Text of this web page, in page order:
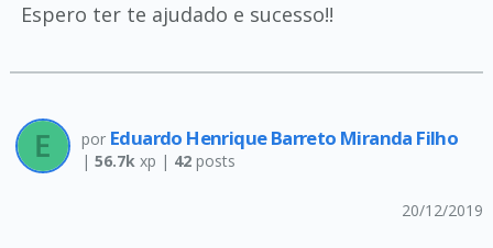
Espero ter te ajudado e sucesso!!
por Eduardo Henrique Barreto Miranda Filho
| 56.7kxp | 42posts
20/12/2019